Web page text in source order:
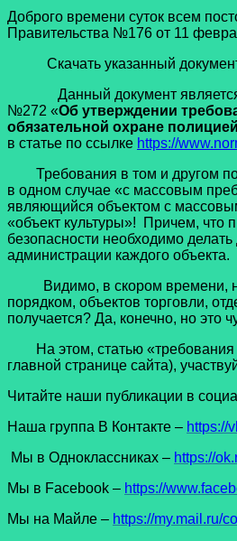
Доброго времени суток всем
Правительства №176 от 11
Скачать указанный документ
Данный документ является
№272 «Об утверждении
обязательной охране
в статье по ссылке https://
Требования в том и другом
в одном случае «с массовым
являющийся объектом с
«объект культуры»! Причем, что
безопасности необходимо
администрации каждого объекта.
Видимо, в скором времени,
порядком, объектов торговли,
получается? Да, конечно, но
На этом, статью «требования к
главной странице сайта),
Читайте наши публикации в
Наша группа В Контакте – https://
Мы в Одноклассниках – https://
Мы в Facеbook – https://
Мы на Майле – https://my.mail.ru/